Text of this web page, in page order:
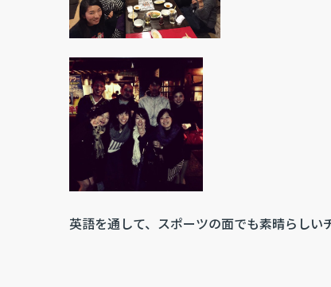
英語を通して、スポーツの面でも素晴らし